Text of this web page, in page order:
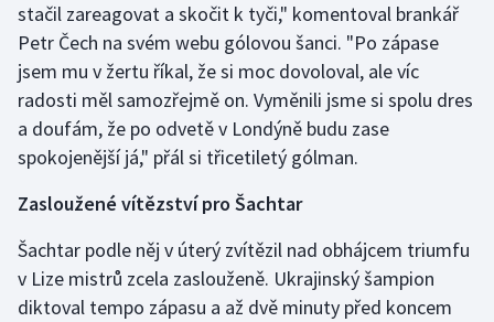
Jezdectví
Judo
Krasobruslení
Moderní pětiboj
stačil zareagovat a skočit k tyči," komentoval brankář
Petr Čech na svém webu gólovou šanci. "Po zápase
jsem mu v žertu říkal, že si moc dovoloval, ale víc
radosti měl samozřejmě on. Vyměnili jsme si spolu dres
a doufám, že po odvetě v Londýně budu zase
spokojenější já," přál si třicetiletý gólman.
Zasloužené vítězství pro Šachtar
Šachtar podle něj v úterý zvítězil nad obhájcem triumfu
v Lize mistrů zcela zaslouženě. Ukrajinský šampion
diktoval tempo zápasu a až dvě minuty před koncem